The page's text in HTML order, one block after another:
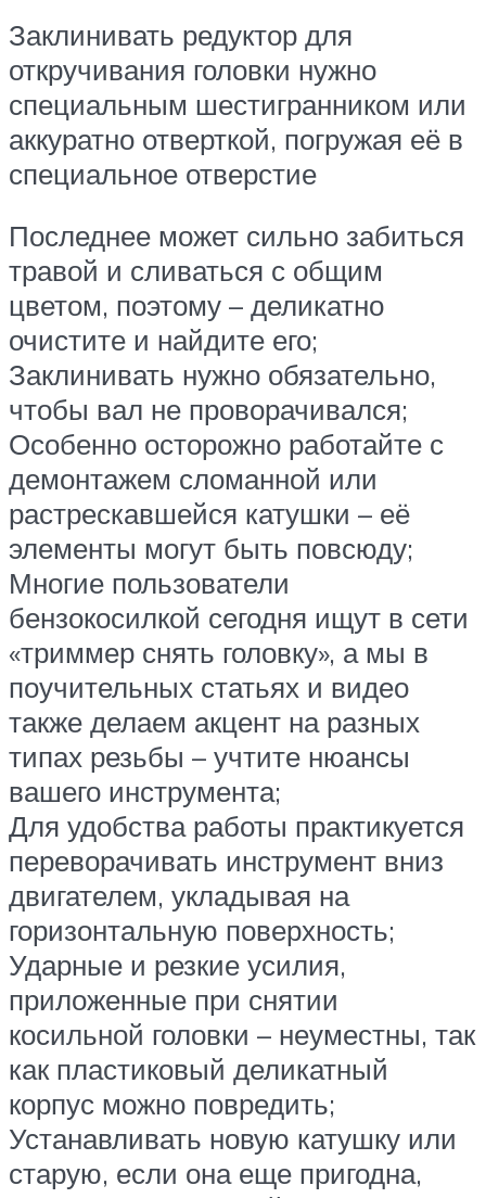
Заклинивать редуктор для
откручивания головки нужно
специальным шестигранником или
аккуратно отверткой, погружая её в
специальное отверстие
Последнее может сильно забиться
травой и сливаться с общим
цветом, поэтому – деликатно
очистите и найдите его;
Заклинивать нужно обязательно,
чтобы вал не проворачивался;
Особенно осторожно работайте с
демонтажем сломанной или
растрескавшейся катушки – её
элементы могут быть повсюду;
Многие пользователи
бензокосилкой сегодня ищут в сети
«триммер снять головку», а мы в
поучительных статьях и видео
также делаем акцент на разных
типах резьбы – учтите нюансы
вашего инструмента;
Для удобства работы практикуется
переворачивать инструмент вниз
двигателем, укладывая на
горизонтальную поверхность;
Ударные и резкие усилия,
приложенные при снятии
косильной головки – неуместны, так
как пластиковый деликатный
корпус можно повредить;
Устанавливать новую катушку или
старую, если она еще пригодна,